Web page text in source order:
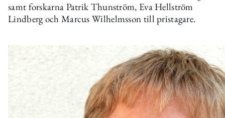
samt forskarna Patrik Thunström, Eva Hellström
Lindberg och Marcus Wilhelmsson till pristagare.